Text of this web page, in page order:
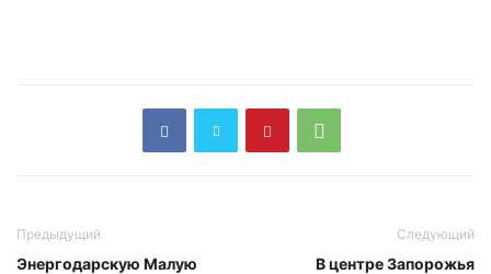
Предыдущий
Энергодарскую Малую
Следующий
В центре Запорожья